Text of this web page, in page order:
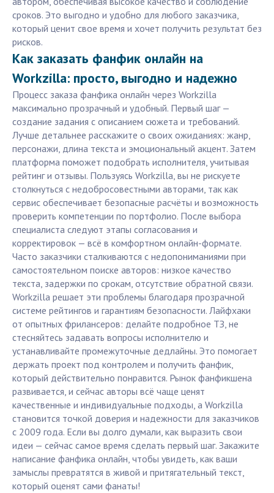
сроков. Это выгодно и удобно для любого заказчика,
который ценит свое время и хочет получить результат без
рисков.
Как заказать фанфик онлайн на
Workzilla: просто, выгодно и надежно
Процесс заказа фанфика онлайн через Workzilla
максимально прозрачный и удобный. Первый шаг —
создание задания с описанием сюжета и требований.
Лучше детальнее расскажите о своих ожиданиях: жанр,
персонажи, длина текста и эмоциональный акцент. Затем
платформа поможет подобрать исполнителя, учитывая
рейтинг и отзывы. Пользуясь Workzilla, вы не рискуете
столкнуться с недобросовестными авторами, так как
сервис обеспечивает безопасные расчёты и возможность
проверить компетенции по портфолио. После выбора
специалиста следуют этапы согласования и
корректировок — всё в комфортном онлайн-формате.
Часто заказчики сталкиваются с недопониманиями при
самостоятельном поиске авторов: низкое качество
текста, задержки по срокам, отсутствие обратной связи.
Workzilla решает эти проблемы благодаря прозрачной
системе рейтингов и гарантиям безопасности. Лайфхаки
от опытных фрилансеров: делайте подробное ТЗ, не
стесняйтесь задавать вопросы исполнителю и
устанавливайте промежуточные дедлайны. Это помогает
держать проект под контролем и получить фанфик,
который действительно понравится. Рынок фанфикшена
развивается, и сейчас авторы всё чаще ценят
качественные и индивидуальные подходы, а Workzilla
становится точкой доверия и надежности для заказчиков
с 2009 года. Если вы долго думали, как выразить свои
идеи — сейчас самое время сделать первый шаг. Закажите
написание фанфика онлайн, чтобы увидеть, как ваши
замыслы превратятся в живой и притягательный текст,
который оценят сами фанаты!